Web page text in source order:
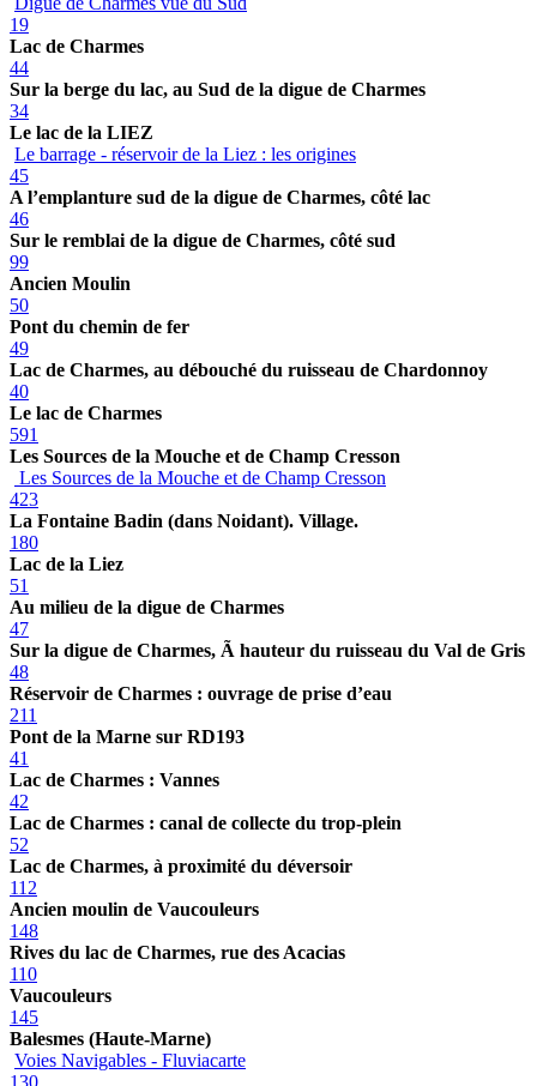
19
Lac de Charmes
44
Sur la berge du lac, au Sud de la digue de Charmes
34
Le lac de la LIEZ
Le barrage - réservoir de la Liez : les origines
45
A l’emplanture sud de la digue de Charmes, côté lac
46
Sur le remblai de la digue de Charmes, côté sud
99
Ancien Moulin
50
Pont du chemin de fer
49
Lac de Charmes, au débouché du ruisseau de Chardonnoy
40
Le lac de Charmes
591
Les Sources de la Mouche et de Champ Cresson
Les Sources de la Mouche et de Champ Cresson
423
La Fontaine Badin (dans Noidant). Village.
180
Lac de la Liez
51
Au milieu de la digue de Charmes
47
Sur la digue de Charmes, Ã hauteur du ruisseau du Val de Gris
48
Réservoir de Charmes : ouvrage de prise d’eau
211
Pont de la Marne sur RD193
41
Lac de Charmes : Vannes
42
Lac de Charmes : canal de collecte du trop-plein
52
Lac de Charmes, à proximité du déversoir
112
Ancien moulin de Vaucouleurs
148
Rives du lac de Charmes, rue des Acacias
110
Vaucouleurs
145
Balesmes (Haute-Marne)
Voies Navigables - Fluviacarte
130